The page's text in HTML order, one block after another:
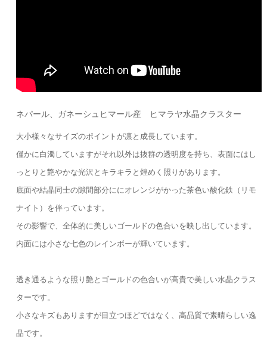
ネパール、ガネーシュヒマール産 ヒマラヤ水晶クラスター
大小様々なサイズのポイントが凛と成長しています。
僅かに白濁していますがそれ以外は抜群の透明度を持ち、表面にはし
っとりと艶やかな光沢とキラキラと煌めく照りがあります。
底面や結晶同士の隙間部分ににオレンジがかった茶色い酸化鉄（リモ
ナイト）を伴っています。
その影響で、全体的に美しいゴールドの色合いを映し出しています。
内面には小さな七色のレインボーが輝いています。
透き通るような照り艶とゴールドの色合いが高貴で美しい水晶クラス
ターです。
小さなキズもありますが目立つほどではなく、高品質で素晴らしい逸
品です。